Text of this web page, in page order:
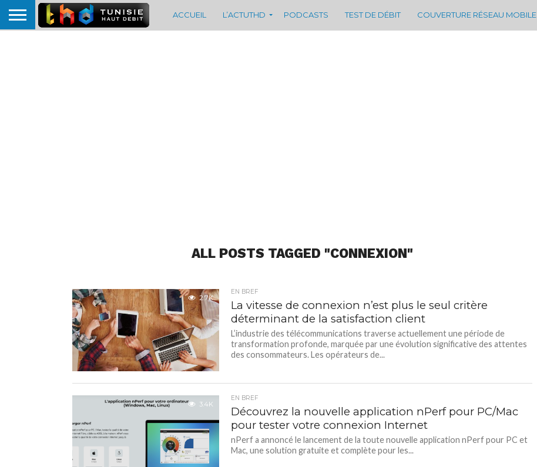
ACCUEIL L’ACTUTHD PODCASTS TEST DE DÉBIT COUVERTURE RÉSEAU MOBILE
ALL POSTS TAGGED "CONNEXION"
2.7K
EN BREF
La vitesse de connexion n’est plus le seul critère
déterminant de la satisfaction client
L’industrie des télécommunications traverse actuellement une période de
transformation profonde, marquée par une évolution significative des attentes
des consommateurs. Les opérateurs de...
3.4K
EN BREF
Découvrez la nouvelle application nPerf pour PC/Mac
pour tester votre connexion Internet
nPerf a annoncé le lancement de la toute nouvelle application nPerf pour PC et
Mac, une solution gratuite et complète pour les...